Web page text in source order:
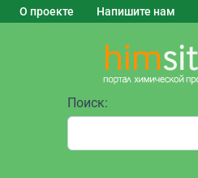
О проекте Напишите нам
Поиск: